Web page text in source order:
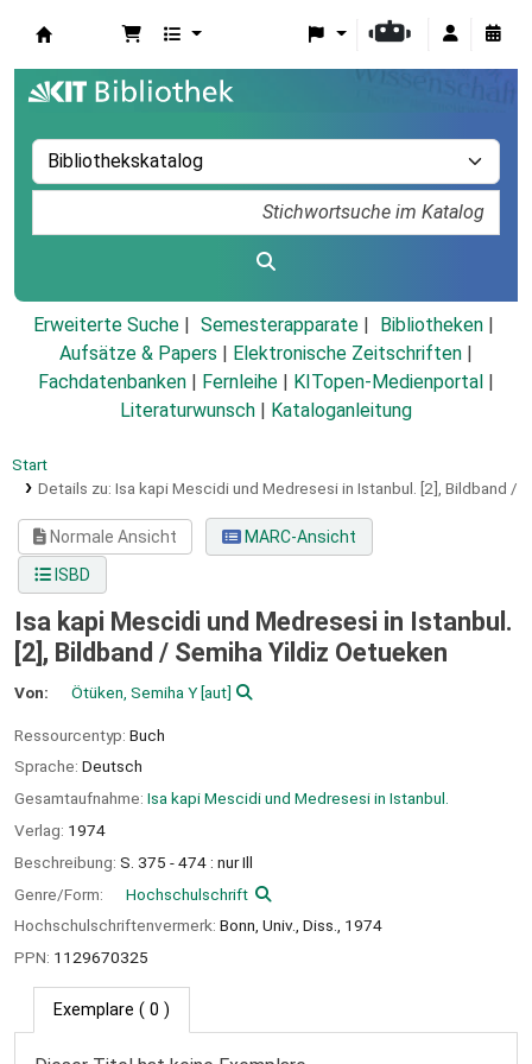
Erweiterte Suche Semesterapparate
Bibliotheken
Aufsätze & Papers
Elektronische Zeitschriften
Fachdatenbanken
Fernleihe KITopen-Medienportal
Literaturwunsch
Kataloganleitung
Start
Details zu: Isa kapi Mescidi und Medresesi in Istanbul. [2], Bildband /
Normale Ansicht
MARC-Ansicht
ISBD
Isa kapi Mescidi und Medresesi in Istanbul.
[2], Bildband / Semiha Yildiz Oetueken
Von: Ötüken, Semiha Y[aut]
Ressourcentyp: Buch
Sprache: Deutsch
Gesamtaufnahme: Isa kapi Mescidi und Medresesi in Istanbul.
Verlag: 1974
Beschreibung: S. 375 - 474 : nur Ill
Genre/Form:
Hochschulschrift
Hochschulschriftenvermerk: Bonn, Univ., Diss., 1974
PPN: 1129670325
Exemplare ( 0 )